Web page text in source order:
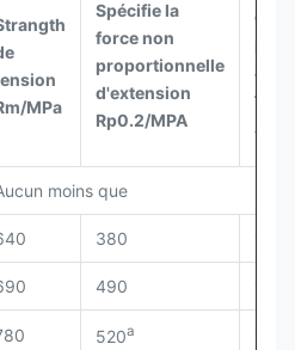
MPa
Spécifie la
force non
proportionnelle
d'extension
Rp0.2/MPA
de
moins que
380
490
520a